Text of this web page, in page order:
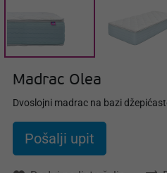
Madrac Olea
Dvoslojni madrac na bazi
Pošalji upit